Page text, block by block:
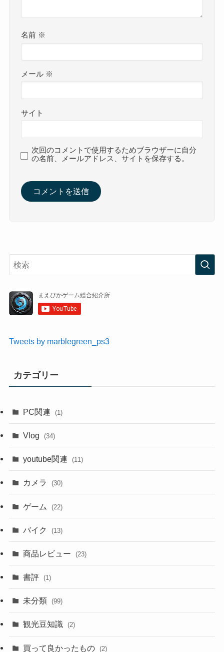
名前 ※
メール ※
サイト
次回のコメントで使用するためブラウザーに自分
の名前、メールアドレス、サイトを保存する。
Tweets by marblegreen_ps3
カテゴリー
PC関連 (1)
Vlog (34)
youtube関連 (11)
カメラ (30)
ゲーム (22)
バイク (13)
商品レビュー (23)
書評 (1)
未分類 (99)
観光豆知識 (2)
買って良かったもの (2)